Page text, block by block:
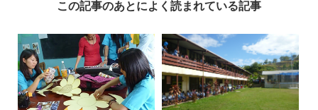
この記事のあとによく読まれている記事